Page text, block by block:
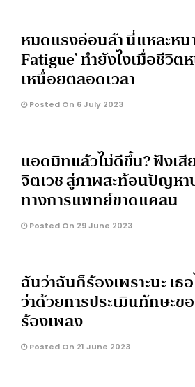
หมดแรงอ่อนล้า นี่แหละหน
Fatigue’ ทำยังไงเมื่อชีวิ
เหนื่อยตลอดเวลา
Posted On 6 July 2023
แอดมิทแล้วไม่ดีขึ้น? ฟังเ
จิตเวช สู่ภาพสะท้อนปัญห
ทางการแพทย์ขาดแคลน
Posted On 29 June 2023
ฉันว่าฉันก็ร้องเพราะนะ เธ
ว่าด้วยการประเมินทักษะ
ร้องเพลง
Posted On 21 June 2023